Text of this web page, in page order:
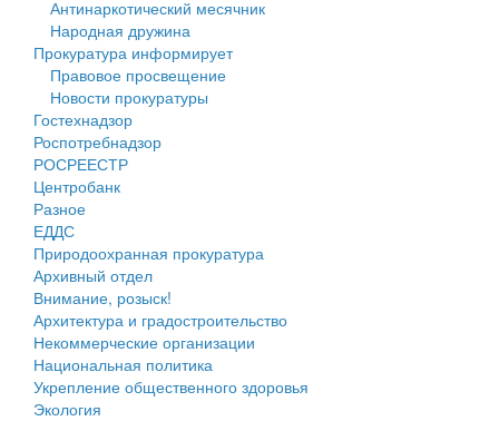
Генеральные планы
Проекты планировки территории
Собрание депутатов
Городское поселение
Сельские поселения
Антинаркотический месячник
Народная дружина
Прокуратура информирует
Правовое просвещение
Новости прокуратуры
Гостехнадзор
Роспотребнадзор
РОСРЕЕСТР
Центробанк
Разное
ЕДДС
Природоохранная прокуратура
Архивный отдел
Внимание, розыск!
Архитектура и градостроительство
Некоммерческие организации
Национальная политика
Укрепление общественного здоровья
Экология